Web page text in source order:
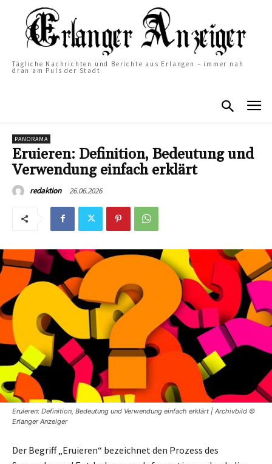
Tägliche Nachrichten und Berichte aus Erlangen – immer nah
dran am Puls der Stadt
PANORAMA
Eruieren: Definition, Bedeutung und
Verwendung einfach erklärt
redaktion 26.06.2026
Eruieren: Definition, Bedeutung und Verwendung einfach erklärt | Archivbild ©
Erlanger Anzeiger
Der Begriff „Eruieren“ bezeichnet den Prozess des